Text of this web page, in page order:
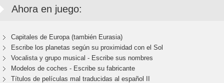
Ahora en juego:
Capitales de Europa (también Eurasia)
Escribe los planetas según su proximidad con el Sol
Vocalista y grupo musical - Escribe sus nombres
Modelos de coches - Escribe su fabricante
Títulos de películas mal traducidas al español II